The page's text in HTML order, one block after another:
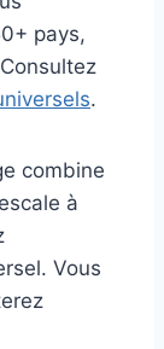
pays,
.
combine
à
Vous